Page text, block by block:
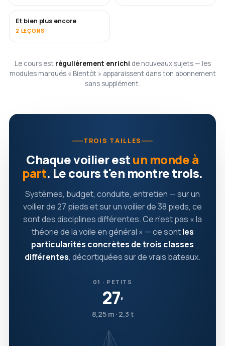
BIENTÔT
Et bien plus encore
2 LEÇONS
Le cours est régulièrement enrichi de nouveaux sujets — les
modules marqués « Bientôt » apparaissent dans ton abonnement
sans supplément.
TROIS TAILLES
Chaque voilier estun monde à
part. Le cours t'en montre trois.
Systèmes, budget, conduite, entretien — sur un
voilier de 27 pieds et sur un voilier de 38 pieds, ce
sont des disciplines différentes. Ce n'est pas « la
théorie de la voile en général » — ce sontles
particularités concrètes de trois classes
différentes, décortiquées sur de vrais bateaux.
01 · PETITS
27′
8,25 m · 2,3 t